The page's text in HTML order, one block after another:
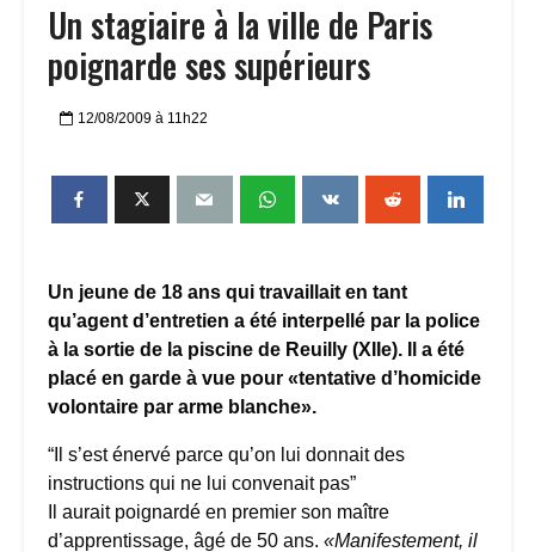
Un stagiaire à la ville de Paris
poignarde ses supérieurs
12/08/2009 à 11h22
Un jeune de 18 ans qui travaillait en tant
qu’agent d’entretien a été interpellé par la police
à la sortie de la piscine de Reuilly (XIIe). Il a été
placé en garde à vue pour «tentative d’homicide
volontaire par arme blanche».
“Il s’est énervé parce qu’on lui donnait des
instructions qui ne lui convenait pas”
Il aurait poignardé en premier son maître
d’apprentissage, âgé de 50 ans. «Manifestement, il